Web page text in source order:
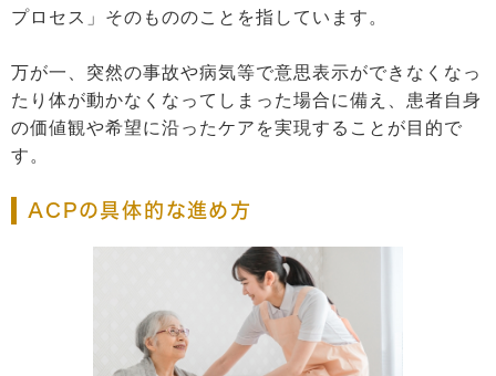
プロセス」そのもののことを指しています。
万が一、突然の事故や病気等で意思表示ができなくなっ
たり体が動かなくなってしまった場合に備え、患者自身
の価値観や希望に沿ったケアを実現することが目的で
す。
ACPの具体的な進め方